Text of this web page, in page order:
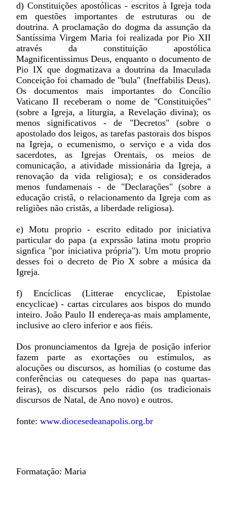
d) Constituições apostólicas - escritos à Igreja toda
em questões importantes de estruturas ou de
doutrina. A proclamação do dogma da assunção da
Santíssima Virgem Maria foi realizada por Pio XII
através da constituição apostólica
Magnificentissimus Deus, enquanto o documento de
Pio IX que dogmatizava a doutrina da Imaculada
Conceição foi chamado de "bula" (Ineffabilis Deus).
Os documentos mais importantes do Concílio
Vaticano II receberam o nome de "Constituições"
(sobre a Igreja, a liturgia, a Revelação divina); os
menos significativos - de "Decretos" (sobre o
apostolado dos leigos, as tarefas pastorais dos bispos
na Igreja, o ecumenismo, o serviço e a vida dos
sacerdotes, as Igrejas Orentais, os meios de
comunicação, a atividade missionária da Igreja, a
renovação da vida religiosa); e os considerados
menos fundamenais - de "Declarações" (sobre a
educação cristã, o relacionamento da Igreja com as
religiões não cristãs, a liberdade religiosa).
e) Motu proprio - escrito editado por iniciativa
particular do papa (a exprssão latina motu proprio
signfica "por iniciativa própria"). Um motu proprio
desses foi o decreto de Pio X sobre a música da
Igreja.
f) Encíclicas (Litterae encyclicae, Epistolae
encyclicae) - cartas circulares aos bispos do mundo
inteiro. João Paulo II endereça-as mais amplamente,
inclusive ao clero inferior e aos fiéis.
Dos pronunciamentos da Igreja de posição inferior
fazem parte as exortações ou estímulos, as
alocuções ou discursos, as homilias (o costume das
conferências ou catequeses do papa nas quartas-
feiras), os discursos pelo rádio (os tradicionais
discursos de Natal, de Ano novo) e outros.
fonte: www.diocesedeanapolis.org.br
Formatação: Maria